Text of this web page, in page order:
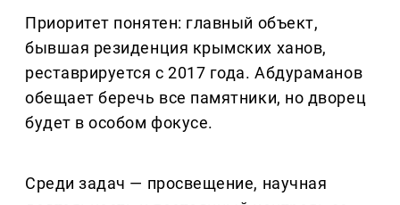
Приоритет понятен: главный объект,
бывшая резиденция крымских ханов,
реставрируется с 2017 года. Абдураманов
обещает беречь все памятники, но дворец
будет в особом фокусе.
Среди задач — просвещение, научная